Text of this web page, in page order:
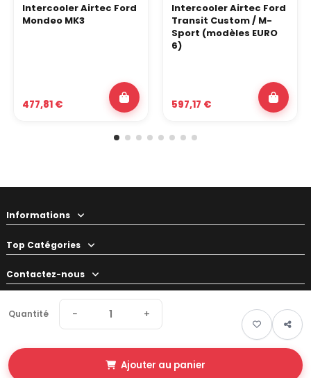
Quantité − +
Ajouter au panier
Intercooler Airtec Ford
Mondeo MK3
477,81 €
Intercooler Airtec Ford
Transit Custom / M-
Sport (modèles EURO
6)
597,17 €
Informations
Top Catégories
Contactez-nous
Votre préparateur
© 2026 Swapland - Tous droits réservés • Made by